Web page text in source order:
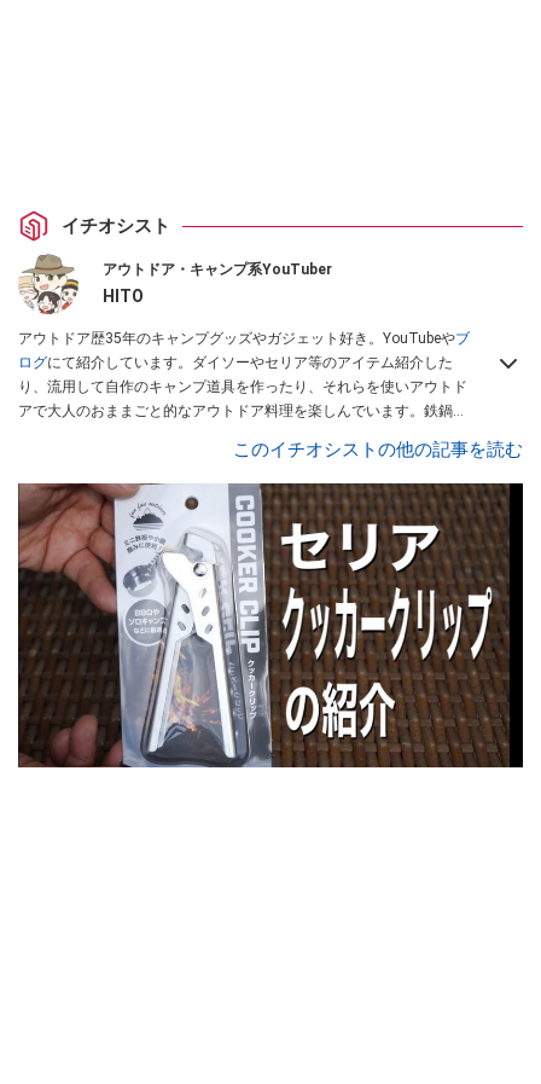
イチオシスト
アウトドア・キャンプ系YouTuber
HITO
アウトドア歴35年のキャンプグッズやガジェット好き。YouTubeやブ
ログにて紹介しています。ダイソーやセリア等のアイテム紹介した
り、流用して自作のキャンプ道具を作ったり、それらを使いアウトド
アで大人のおままごと的なアウトドア料理を楽しんでいます。鉄鍋料
トも積極的取り入れてアウトドアガジェットも楽しんでいます。
このイチオシストの他の記事を読む